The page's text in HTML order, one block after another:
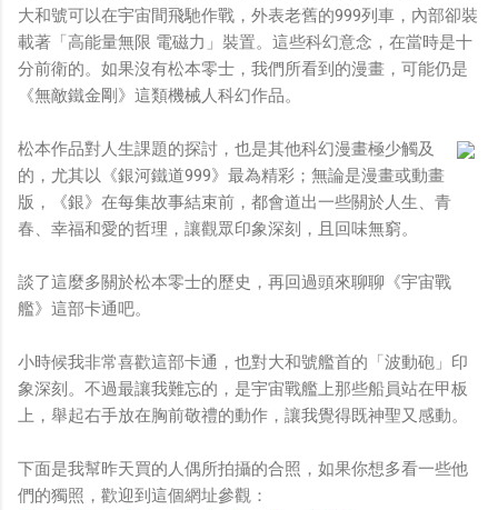
大和號可以在宇宙間飛馳作戰，外表老舊的999列車，內部卻裝
載著「高能量無限 電磁力」裝置。這些科幻意念，在當時是十
分前衛的。如果沒有松本零士，我們所看到的漫畫，可能仍是
《無敵鐵金剛》這類機械人科幻作品。
松本作品對人生課題的探討，也是其他科幻漫畫極少觸及
的，尤其以《銀河鐵道999》最為精彩；無論是漫畫或動畫
版，《銀》在每集故事結束前，都會道出一些關於人生、青
春、幸福和愛的哲理，讓觀眾印象深刻，且回味無窮。
談了這麼多關於松本零士的歷史，再回過頭來聊聊《宇宙戰
艦》這部卡通吧。
小時候我非常喜歡這部卡通，也對大和號艦首的「波動砲」印
象深刻。不過最讓我難忘的，是宇宙戰艦上那些船員站在甲板
上，舉起右手放在胸前敬禮的動作，讓我覺得既神聖又感動。
下面是我幫昨天買的人偶所拍攝的合照，如果你想多看一些他
們的獨照，歡迎到這個網址參觀：